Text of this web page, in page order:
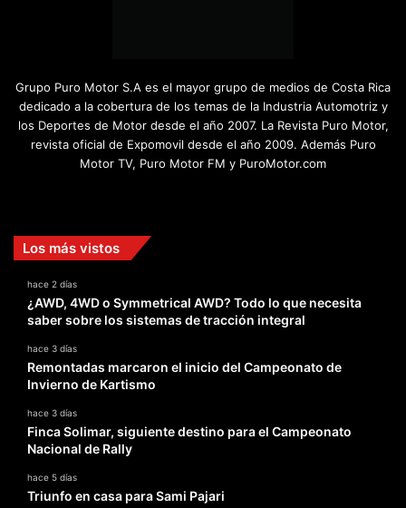
Grupo Puro Motor S.A es el mayor grupo de medios de Costa Rica
dedicado a la cobertura de los temas de la Industria Automotriz y
los Deportes de Motor desde el año 2007. La Revista Puro Motor,
revista oficial de Expomovil desde el año 2009. Además Puro
Motor TV, Puro Motor FM y PuroMotor.com
Los más vistos
hace 2 días
¿AWD, 4WD o Symmetrical AWD? Todo lo que necesita
saber sobre los sistemas de tracción integral
hace 3 días
Remontadas marcaron el inicio del Campeonato de
Invierno de Kartismo
hace 3 días
Finca Solimar, siguiente destino para el Campeonato
Nacional de Rally
hace 5 días
Triunfo en casa para Sami Pajari